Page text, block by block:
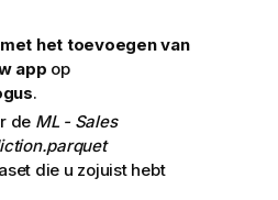
het toevoegen van
app op
.
de ML - Sales
die u zojuist hebt